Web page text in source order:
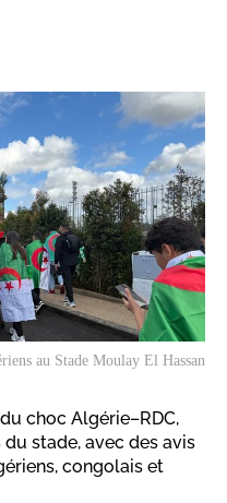
au Stade Moulay El Hassan
choc Algérie–RDC,
stade, avec des avis
congolais et